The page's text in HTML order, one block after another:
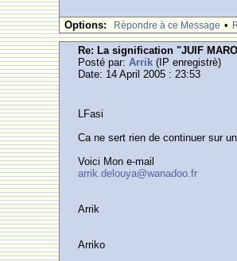
Options: Rèpondre à ce Message •
Re: La signification "JUIF
Posté par:Arrik (IP enregistrè)
Date: 14 April 2005 : 23:53
LFasi
Ca ne sert rien de continuer sur
Voici Mon e-mail
arrik.delouya@wanadoo.fr
Arrik
Arriko